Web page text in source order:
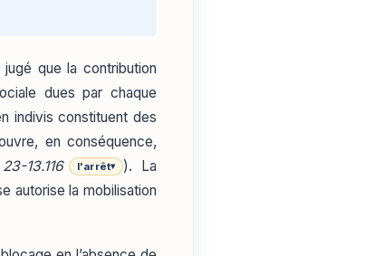
que la contribution
dues par chaque
indivis constituent des
en conséquence,
13.116 l'arrêt▾
). La
autorise la mobilisation